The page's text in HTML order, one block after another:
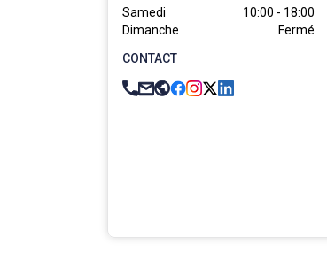
Samedi
10:00 - 18:00
Dimanche
Fermé
CONTACT